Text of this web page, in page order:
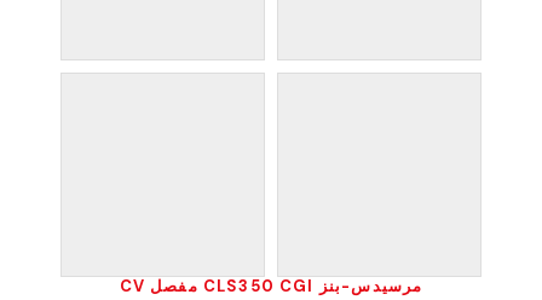
مرسيدس-بنز CLS350 CGI مفصل CV